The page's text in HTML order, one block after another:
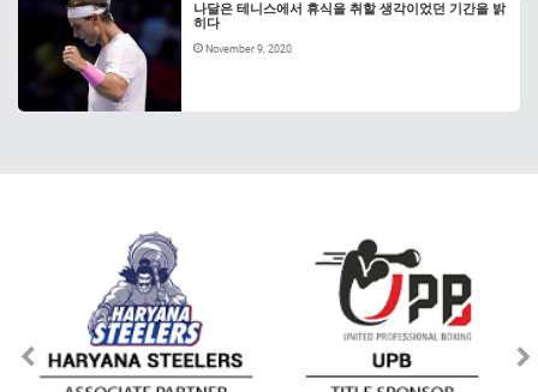
나달은 테니스에서 휴식을 취할 생각이었던 기간을 밝
히다
November 9, 2020